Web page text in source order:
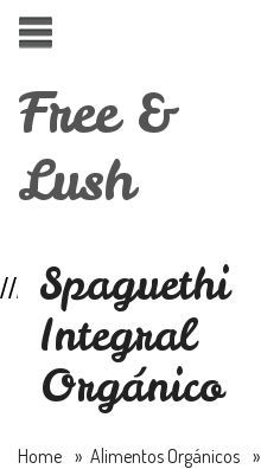
Free &
Lush
Spaguethi
Integral
Orgánico
Home » Alimentos Orgánicos »